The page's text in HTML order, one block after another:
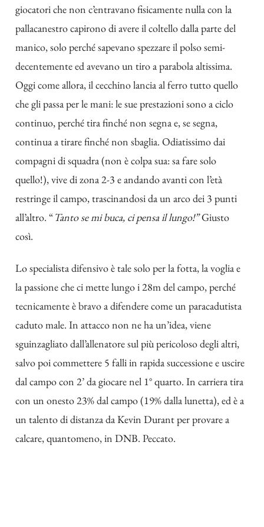
giocatori che non c’entravano fisicamente nulla con la
pallacanestro capirono di avere il coltello dalla parte del
manico, solo perché sapevano spezzare il polso semi-
decentemente ed avevano un tiro a parabola altissima.
Oggi come allora, il cecchino lancia al ferro tutto quello
che gli passa per le mani: le sue prestazioni sono a ciclo
continuo, perché tira finché non segna e, se segna,
continua a tirare finché non sbaglia. Odiatissimo dai
compagni di squadra (non è colpa sua: sa fare solo
quello!), vive di zona 2-3 e andando avanti con l’età
restringe il campo, trascinandosi da un arco dei 3 punti
all’altro. “Tanto se mi buca, ci pensa il lungo!”Giusto
così.
Lo specialista difensivo è tale solo per la fotta, la voglia e
la passione che ci mette lungo i 28m del campo, perché
tecnicamente è bravo a difendere come un paracadutista
caduto male. In attacco non ne ha un’idea, viene
sguinzagliato dall’allenatore sul più pericoloso degli altri,
salvo poi commettere 5 falli in rapida successione e uscire
dal campo con 2’ da giocare nel 1° quarto. In carriera tira
con un onesto 23% dal campo (19% dalla lunetta), ed è a
un talento di distanza da Kevin Durant per provare a
calcare, quantomeno, in DNB. Peccato.